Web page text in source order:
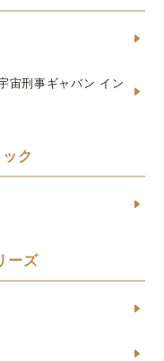
宙刑事ギャバン イン
ク
ーズ